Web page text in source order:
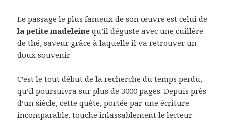
Le passage le plus fameux de son œuvre est celui de
la petite madeleine qu’il déguste avec une cuillère
de thé, saveur grâce à laquelle il va retrouver un
doux souvenir.
C’est le tout début de la recherche du temps perdu,
qu’il poursuivra sur plus de 3000 pages. Depuis près
d’un siècle, cette quête, portée par une écriture
incomparable, touche inlassablement le lecteur.